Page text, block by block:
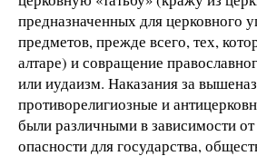
предназначенных для церковного
предметов, прежде всего, тех,
алтаре) и совращение
или иудаизм. Наказания за
противорелигиозные и
были различными в зависимости
опасности для государства,